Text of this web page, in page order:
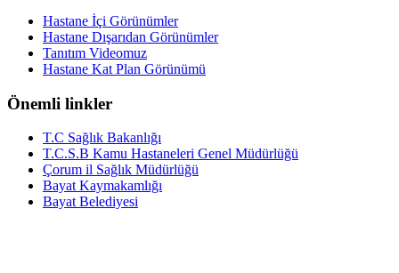
Hastane İçi Görünümler
Hastane Dışarıdan Görünümler
Tanıtım Videomuz
Hastane Kat Plan Görünümü
Önemli linkler
T.C Sağlık Bakanlığı
T.C.S.B Kamu Hastaneleri Genel Müdürlüğü
Çorum il Sağlık Müdürlüğü
Bayat Kaymakamlığı
Bayat Belediyesi